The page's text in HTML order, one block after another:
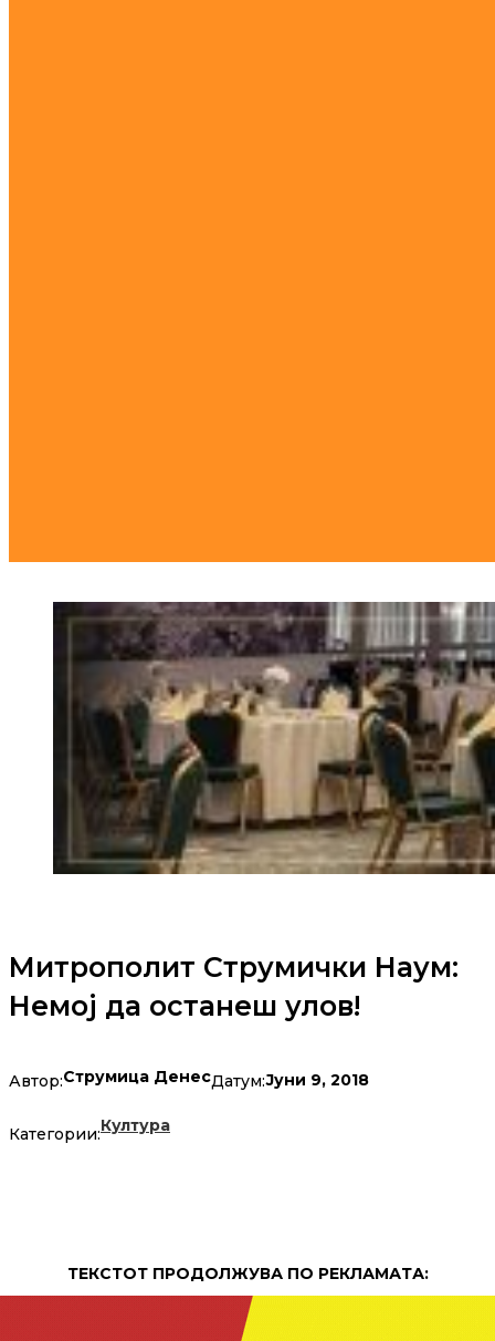
Митрополит Струмички Наум:
Немој да останеш улов!
Автор:Струмица ДенесДатум:Јуни 9, 2018
Категории:Култура
ТЕКСТОТ ПРОДОЛЖУВА ПО РЕКЛАМАТА: